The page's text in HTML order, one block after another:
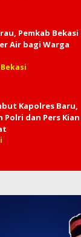
Pemkab Bekasi
Air bagi Warga
Kapolres Baru,
dan Pers Kian